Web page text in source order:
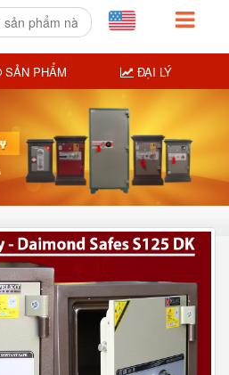
SẢN PHẨM ĐẠI LÝ